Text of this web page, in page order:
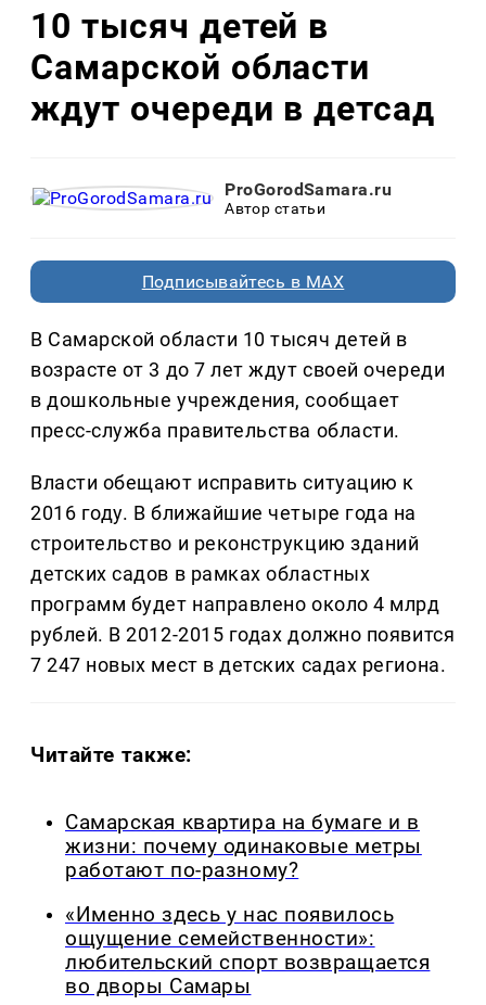
10 тысяч детей в
Самарской области
ждут очереди в детсад
ProGorodSamara.ru
Автор статьи
Подписывайтесь в MAX
В Самарской области 10 тысяч детей в
возрасте от 3 до 7 лет ждут своей очереди
в дошкольные учреждения, сообщает
пресс-служба правительства области.
Власти обещают исправить ситуацию к
2016 году. В ближайшие четыре года на
строительство и реконструкцию зданий
детских садов в рамках областных
программ будет направлено около 4 млрд
рублей. В 2012-2015 годах должно появится
7 247 новых мест в детских садах региона.
Читайте также:
Самарская квартира на бумаге и в
жизни: почему одинаковые метры
работают по-разному?
«Именно здесь у нас появилось
ощущение семейственности»:
любительский спорт возвращается
во дворы Самары